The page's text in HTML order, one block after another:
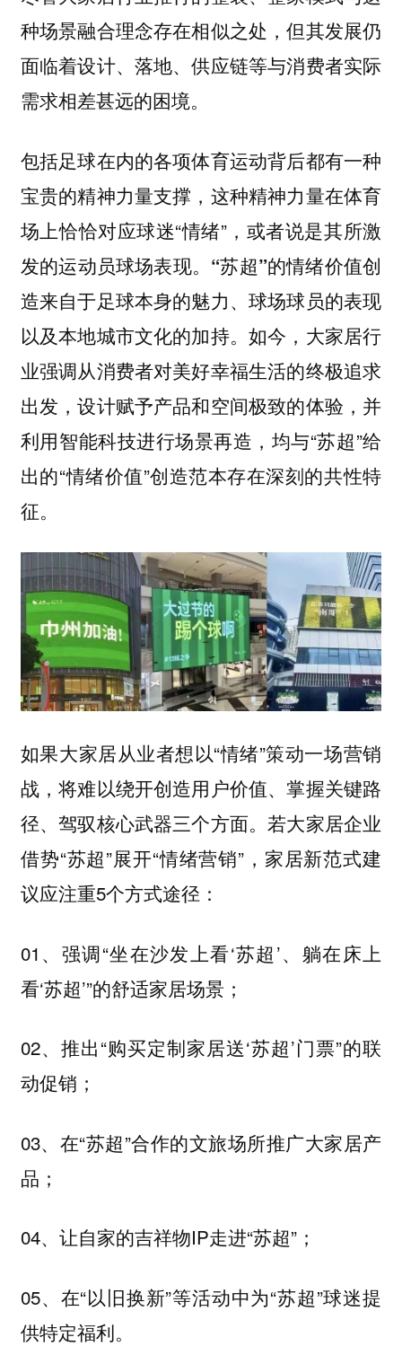
种场景融合理念存在相似之处，但其发展仍
面临着设计、落地、供应链等与消费者实际
需求相差甚远的困境。
包括足球在内的各项体育运动背后都有一种
宝贵的精神力量支撑，这种精神力量在体育
场上恰恰对应球迷“情绪”，或者说是其所激
发的运动员球场表现。 “苏超”的情绪价值创
造来自于足球本身的魅力、球场球员的表现
以及本地城市文化的加持。如今，大家居行
业强调从消费者对美好幸福生活的终极追求
出发，设计赋予产品和空间极致的体验，并
利用智能科技进行场景再造，均与“苏超”给
出的“情绪价值”创造范本存在深刻的共性特
征。
如果大家居从业者想以“情绪”策动一场营销
战，将难以绕开创造用户价值、掌握关键路
径、驾驭核心武器三个方面。若大家居企业
借势“苏超”展开“情绪营销”，家居新范式建
议应注重5个方式途径：
01、强调“坐在沙发上看‘苏超’、躺在床上
看‘苏超’”的舒适家居场景；
02、推出“购买定制家居送‘苏超’门票”的联
动促销；
03、在“苏超”合作的文旅场所推广大家居产
品；
04、让自家的吉祥物IP走进“苏超”；
05、在“以旧换新”等活动中为“苏超”球迷提
供特定福利。